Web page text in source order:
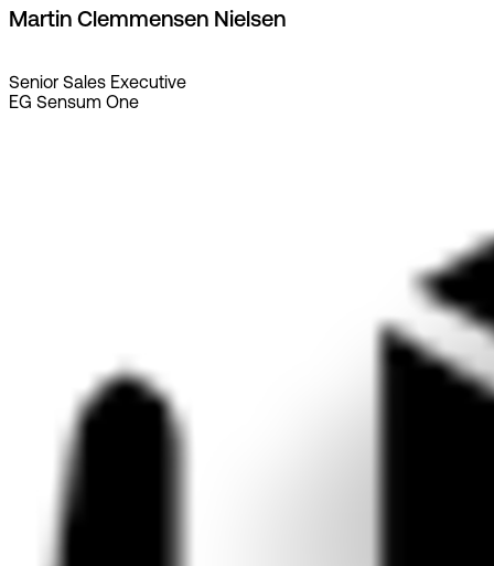
Martin Clemmensen Nielsen
Senior Sales Executive
EG Sensum One